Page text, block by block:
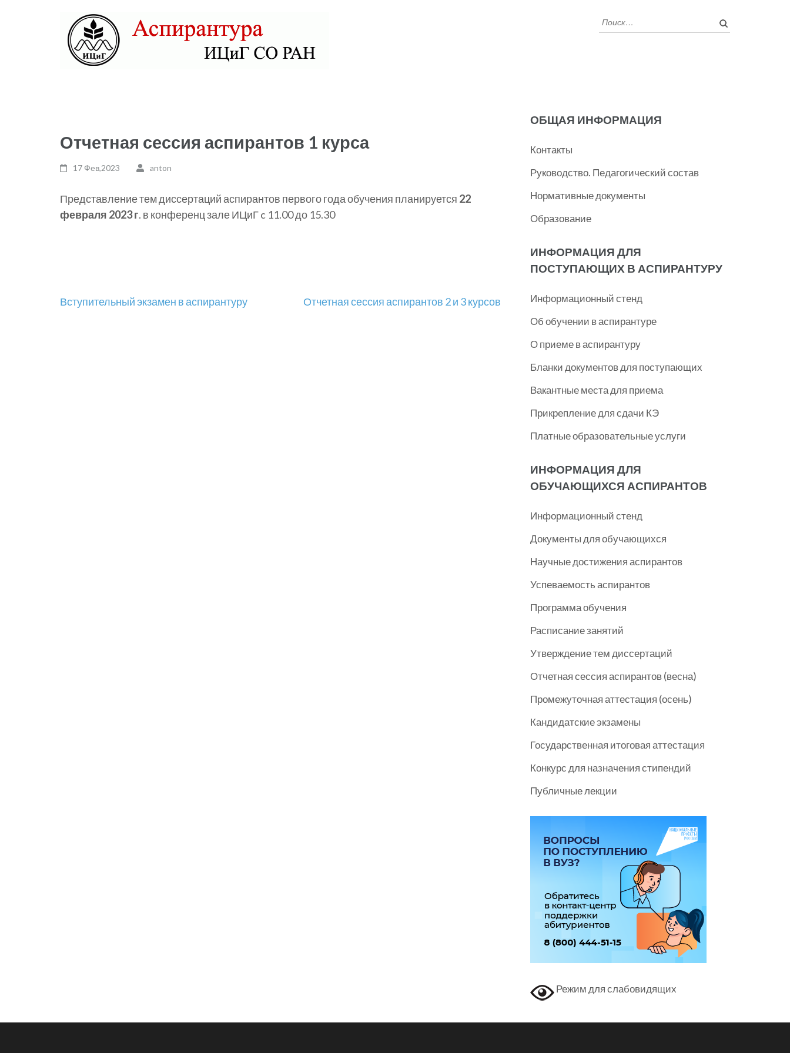
Найти:
Отчетная сессия аспирантов 1 курса
17 Фев,2023 anton
Представление тем диссертаций аспирантов первого года обучения планируется 22
февраля 2023 г. в конференц зале ИЦиГ c 11.00 до 15.30
Навигация
Вступительный экзамен в аспирантуру Отчетная сессия аспирантов 2 и 3 курсов
ОБЩАЯ ИНФОРМАЦИЯ
Контакты
Руководство. Педагогический состав
Нормативные документы
Образование
ИНФОРМАЦИЯ ДЛЯ
ПОСТУПАЮЩИХ В АСПИРАНТУРУ
Информационный стенд
Об обучении в аспирантуре
О приеме в аспирантуру
Бланки документов для поступающих
Вакантные места для приема
Прикрепление для сдачи КЭ
Платные образовательные услуги
ИНФОРМАЦИЯ ДЛЯ
ОБУЧАЮЩИХСЯ АСПИРАНТОВ
Информационный стенд
Документы для обучающихся
Научные достижения аспирантов
Успеваемость аспирантов
Программа обучения
Расписание занятий
Утверждение тем диссертаций
Отчетная сессия аспирантов (весна)
Промежуточная аттестация (осень)
Кандидатские экзамены
Государственная итоговая аттестация
Конкурс для назначения стипендий
Публичные лекции
Режим для слабовидящих